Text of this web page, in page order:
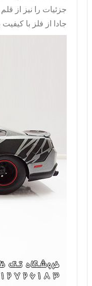
جزئیات را نیز از
جادا
از فلز با